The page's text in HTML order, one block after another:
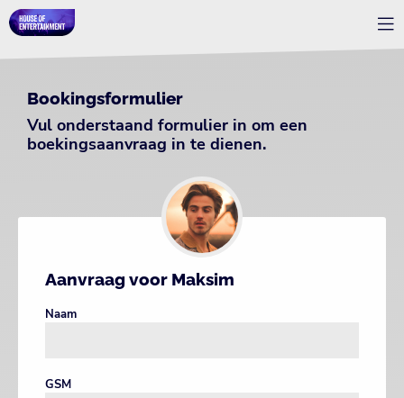
Bookingsformulier
Vul onderstaand formulier in om een
boekingsaanvraag in te dienen.
Aanvraag voor Maksim
Naam
GSM